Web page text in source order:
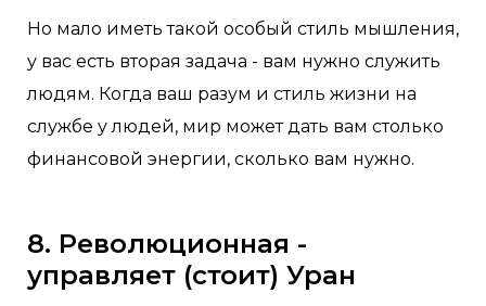
Но мало иметь такой особый стиль мышления,
у вас есть вторая задача - вам нужно служить
людям. Когда ваш разум и стиль жизни на
службе у людей, мир может дать вам столько
финансовой энергии, сколько вам нужно.
8. Революционная -
управляет (стоит) Уран